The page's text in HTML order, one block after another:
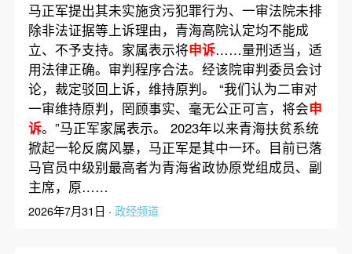
马正军提出其未实施贪污犯罪行为、一审法院未排
除非法证据等上诉理由，青海高院认定均不能成
立、不予支持。家属表示将申诉……量刑适当，适
用法律正确。审判程序合法。经该院审判委员会讨
论，裁定驳回上诉，维持原判。 “我们认为二审对
一审维持原判，罔顾事实、毫无公正可言，将会申
诉。”马正军家属表示。 2023年以来青海扶贫系统
掀起一轮反腐风暴，马正军是其中一环。目前已落
马官员中级别最高者为青海省政协原党组成员、副
主席，原……
2026年7月31日 · 政经频道